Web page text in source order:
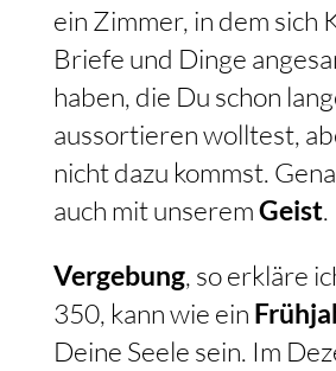
ein Zimmer, in dem sich
Briefe und Dinge
haben, die Du schon
aussortieren wolltest,
nicht dazu kommst.
auch mit unseremGeist.
Vergebung, so erkläre
350, kann wie ein
Deine Seele sein. Im